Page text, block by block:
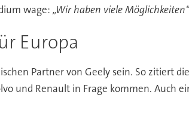
wage: „Wir haben viele Möglichkeiten“
Europa
Partner von Geely sein. So zitiert
und Renault in Frage kommen. Auch